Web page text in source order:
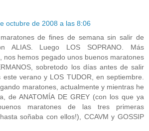
octubre de 2008 a las 8:06
de fines de semana sin salir de
ALIAS. Luego LOS SOPRANO. Más
nos hemos pegado unos buenos maratones
sobretodo los días antes de salir
este verano y LOS TUDOR, en septiembre.
maratones, actualmente y mientras he
de ANATOMÍA DE GREY (con los que ya
maratones de las tres primeras
soñaba con ellos!), CCAVM y GOSSIP